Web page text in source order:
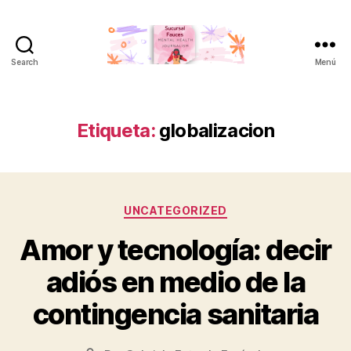
Search Menú
Etiqueta: globalizacion
Categorías
UNCATEGORIZED
Amor y tecnología: decir
adiós en medio de la
contingencia sanitaria